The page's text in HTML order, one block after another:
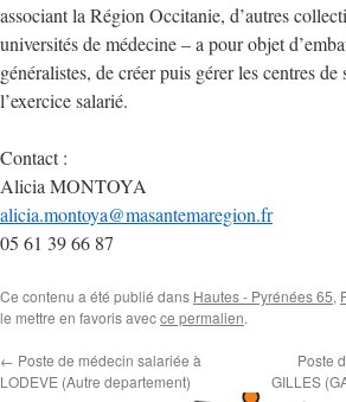
associant la Région Occitanie, d’autres
universités de médecine – a pour objet
généralistes, de créer puis gérer les centres de
l’exercice salarié.
Contact :
Alicia MONTOYA
alicia.montoya@masantemaregion.fr
05 61 39 66 87
Ce contenu a été publié dans Hautes - Pyrénées 65,
le mettre en favoris avecce permalien.
← Poste de médecin salariée à
LODEVE (Autre departement)
Poste
GILLES